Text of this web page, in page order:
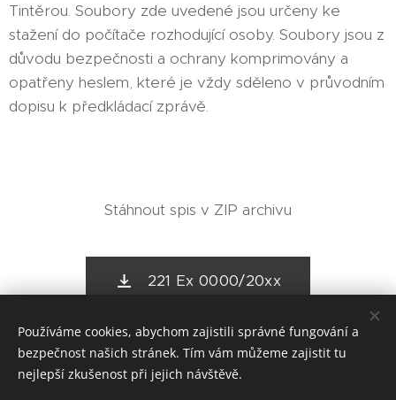
Tintěrou. Soubory zde uvedené jsou určeny ke
stažení do počítače rozhodující osoby. Soubory jsou z
důvodu bezpečnosti a ochrany komprimovány a
opatřeny heslem, které je vždy sděleno v průvodním
dopisu k předkládací zprávě.
Stáhnout spis v ZIP archivu
221 Ex 0000/20xx
Exekutorský úřad Rakovník, Mgr. Pavel Tintěra, Husovo
Používáme cookies, abychom zajistili správné fungování a
bezpečnost našich stránek. Tím vám můžeme zajistit tu
nejlepší zkušenost při jejich návštěvě.